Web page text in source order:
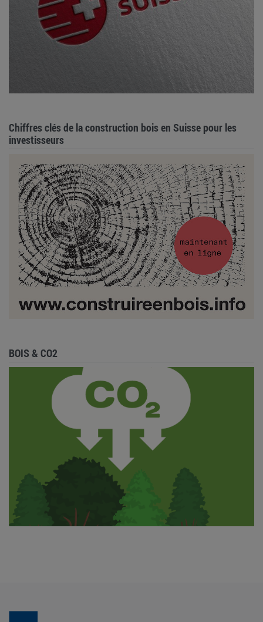
Chiffres clés de la construction bois en Suisse pour les
investisseurs
BOIS & CO2